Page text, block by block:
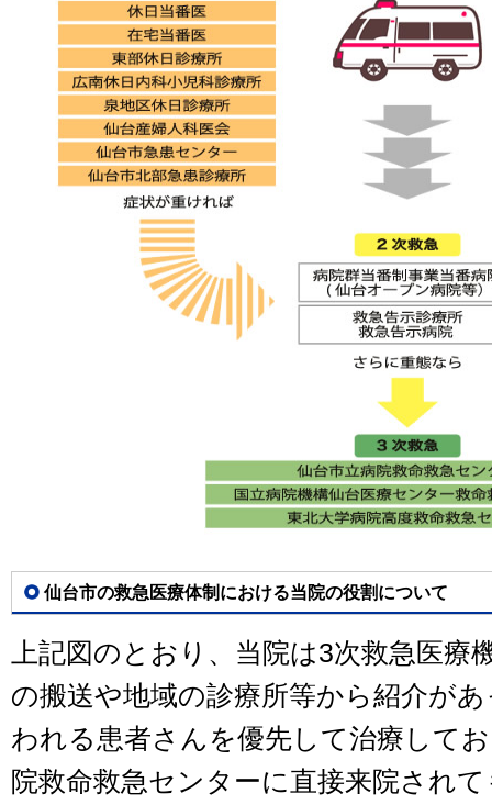
仙台市の救急医療体制における当院の役割について
上記図のとおり、当院は3次救急医療
の搬送や地域の診療所等から紹介が
われる患者さんを優先して治療して
院救命救急センターに直接来院され